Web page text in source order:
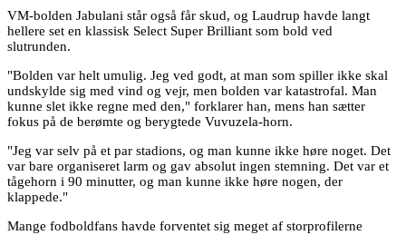
VM-bolden Jabulani står også får skud, og Laudrup havde langt
hellere set en klassisk Select Super Brilliant som bold ved
slutrunden.
"Bolden var helt umulig. Jeg ved godt, at man som spiller ikke skal
undskylde sig med vind og vejr, men bolden var katastrofal. Man
kunne slet ikke regne med den," forklarer han, mens han sætter
fokus på de berømte og berygtede Vuvuzela-horn.
"Jeg var selv på et par stadions, og man kunne ikke høre noget. Det
var bare organiseret larm og gav absolut ingen stemning. Det var et
tågehorn i 90 minutter, og man kunne ikke høre nogen, der
klappede."
Mange fodboldfans havde forventet sig meget af storprofilerne